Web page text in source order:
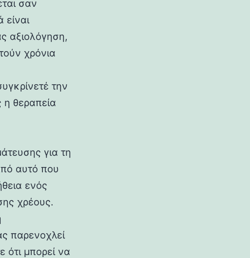
σαν
είναι
αξιολόγηση,
χρόνια
την
θεραπεία
για τη
αυτό που
ενός
χρέους.
παρενοχλεί
ότι μπορεί να